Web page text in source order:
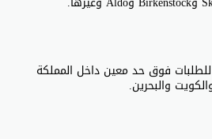
للطلبات فوق حد معين داخل المملكة
والبحرين.